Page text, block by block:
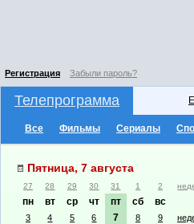
Регистрация Забыли пароль?
Телепрограмма
Все Фильмы Сериалы
Пятница, 7 августа
27 28 29 30 31 1 2
пн вт ср чт пт сб вс
3 4 5 6 7 8 9